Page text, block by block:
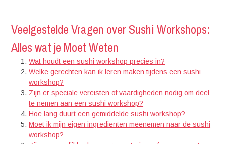
Veelgestelde Vragen over Sushi Workshops:
Alles wat je Moet Weten
Wat houdt een sushi workshop precies in?
Welke gerechten kan ik leren maken tijdens een sushi
workshop?
Zijn er speciale vereisten of vaardigheden nodig om deel
te nemen aan een sushi workshop?
Hoe lang duurt een gemiddelde sushi workshop?
Moet ik mijn eigen ingrediënten meenemen naar de sushi
workshop?